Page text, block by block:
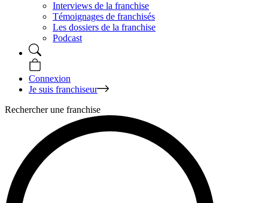
Interviews de la franchise
Témoignages de franchisés
Les dossiers de la franchise
Podcast
Connexion
Je suis franchiseur
Rechercher une franchise